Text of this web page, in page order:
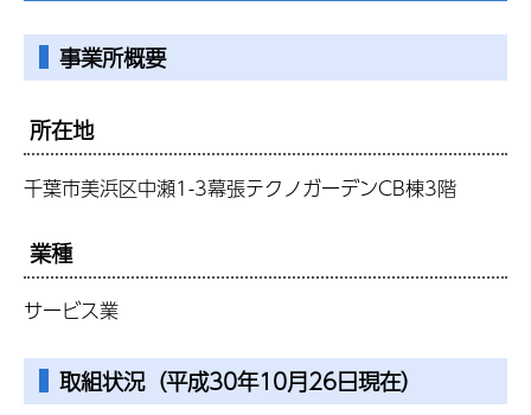
事業所概要
所在地
千葉市美浜区中瀬1-3幕張テクノガーデンCB棟3階
業種
サービス業
取組状況（平成30年10月26日現在）